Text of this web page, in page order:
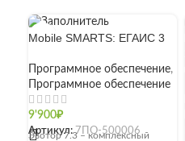
Mobile SMARTS: ЕГАИС 3
Программное обеспечение,
Программное обеспечение
9'900₽
Артикул:7ПО-500006
Эвотор 7.3 – комплексный